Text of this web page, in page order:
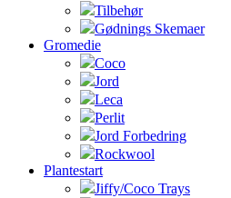
Tilbehør
Gødnings Skemaer
Gromedie
Coco
Jord
Leca
Perlit
Jord Forbedring
Rockwool
Plantestart
Jiffy/Coco Trays